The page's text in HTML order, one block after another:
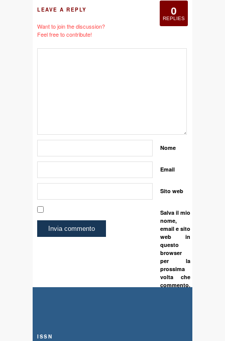
0
REPLIES
LEAVE A REPLY
Want to join the discussion?
Feel free to contribute!
Nome
Email
Sito web
Salva il mio
nome,
email e sito
web in
questo
browser
per la
prossima
volta che
commento.
ISSN